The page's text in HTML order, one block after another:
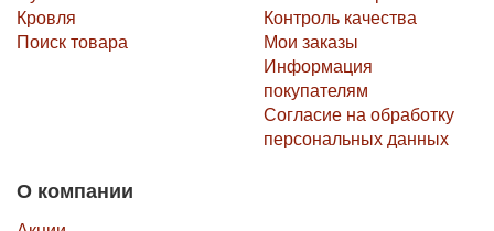
Кровля
Поиск товара
Контроль качества
Мои заказы
Информация
покупателям
Согласие на обработку
персональных данных
О компании